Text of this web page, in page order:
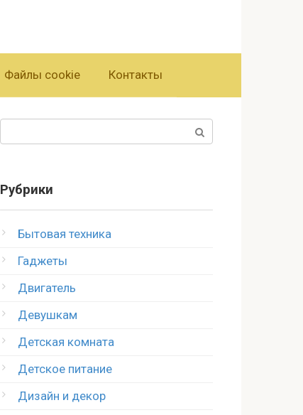
Файлы cookie Контакты
Рубрики
Бытовая техника
Гаджеты
Двигатель
Девушкам
Детская комната
Детское питание
Дизайн и декор